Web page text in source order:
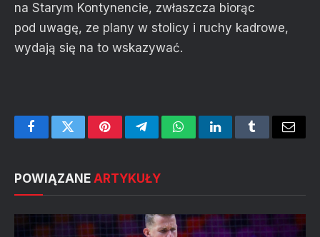
na Starym Kontynencie, zwłaszcza biorąc
pod uwagę, ze plany w stolicy i ruchy kadrowe,
wydają się na to wskazywać.
FacebookTwitterPinterestTelegramWhatsAppLinkedInTumblrEmail
POWIĄZANE ARTYKUŁY